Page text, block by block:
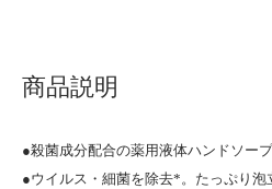
商品説明
●殺菌成分配合の薬用液体ハンドソープ
●ウイルス・細菌を除去*。たっぷり泡